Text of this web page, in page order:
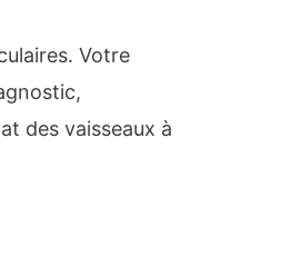
Votre
des vaisseaux à